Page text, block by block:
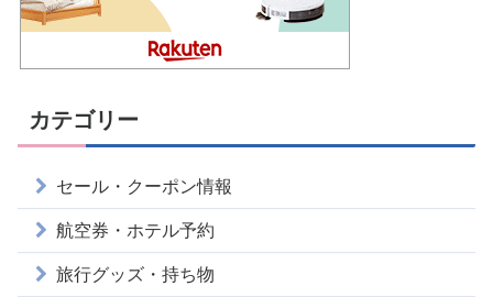
カテゴリー
セール・クーポン情報
航空券・ホテル予約
旅行グッズ・持ち物